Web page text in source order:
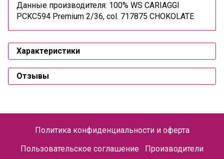
Данные производителя: 100% WS CARIAGGI
PCKC594 Premium 2/36, col. 717875 CHOKOLATE
Характеристики
Отзывы
Политика конфиденциальности и оферта
Пользовательское соглашение
Производители